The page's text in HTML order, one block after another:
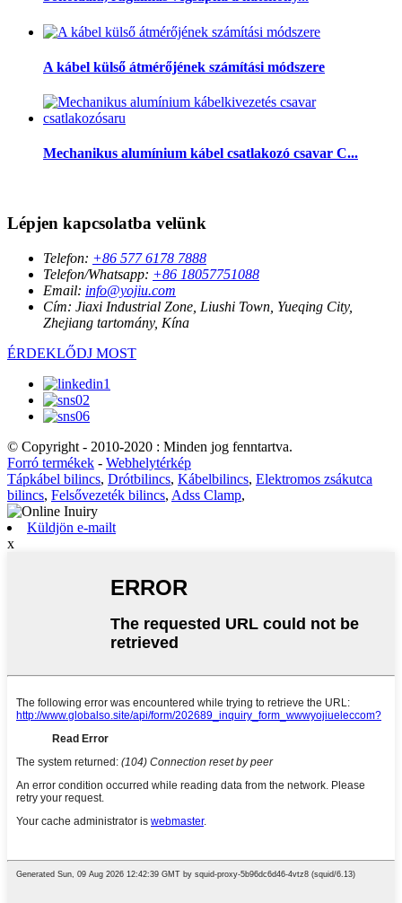
A kábel külső átmérőjének számítási módszere
Mechanikus alumínium kábel csatlakozó csavar C...
Lépjen kapcsolatba velünk
Telefon: +86 577 6178 7888
Telefon/Whatsapp: +86 18057751088
Email: info@yojiu.com
Cím: Jiaxi Industrial Zone, Liushi Town, Yueqing City,
Zhejiang tartomány, Kína
ÉRDEKLŐDJ MOST
© Copyright - 2010-2020 : Minden jog fenntartva.
Forró termékek - Webhelytérkép
Tápkábel bilincs, Drótbilincs, Kábelbilincs, Elektromos zsákutca
bilincs, Felsővezeték bilincs, Adss Clamp,
Küldjön e-mailt
x